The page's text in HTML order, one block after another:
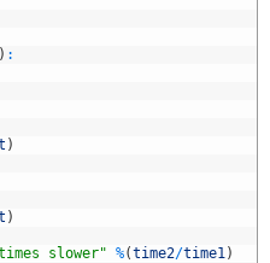
) :
)
)
slower" %(time2/time1)